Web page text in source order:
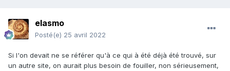
elasmo
Posté(e) 25 avril 2022
Si l'on devait ne se référer qu'à ce qui à été déjà été trouvé, sur
un autre site, on aurait plus besoin de fouiller, non sérieusement,